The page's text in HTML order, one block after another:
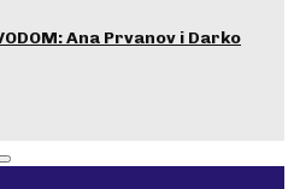
Ana Prvanov i Darko
Pretraga